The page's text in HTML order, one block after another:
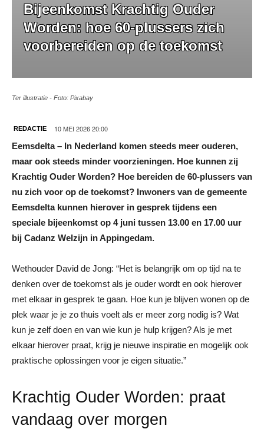
Bijeenkomst Krachtig Ouder
Worden: hoe 60-plussers zich
voorbereiden op de toekomst
Ter illustratie - Foto: Pixabay
REDACTIE 10 MEI 2026 20:00
Eemsdelta – In Nederland komen steeds meer ouderen,
maar ook steeds minder voorzieningen. Hoe kunnen zij
Krachtig Ouder Worden? Hoe bereiden de 60-plussers van
nu zich voor op de toekomst? Inwoners van de gemeente
Eemsdelta kunnen hierover in gesprek tijdens een
speciale bijeenkomst op 4 juni tussen 13.00 en 17.00 uur
bij Cadanz Welzijn in Appingedam.
Wethouder David de Jong: “Het is belangrijk om op tijd na te
denken over de toekomst als je ouder wordt en ook hierover
met elkaar in gesprek te gaan. Hoe kun je blijven wonen op de
plek waar je je zo thuis voelt als er meer zorg nodig is? Wat
kun je zelf doen en van wie kun je hulp krijgen? Als je met
elkaar hierover praat, krijg je nieuwe inspiratie en mogelijk ook
praktische oplossingen voor je eigen situatie.”
Krachtig Ouder Worden: praat
vandaag over morgen